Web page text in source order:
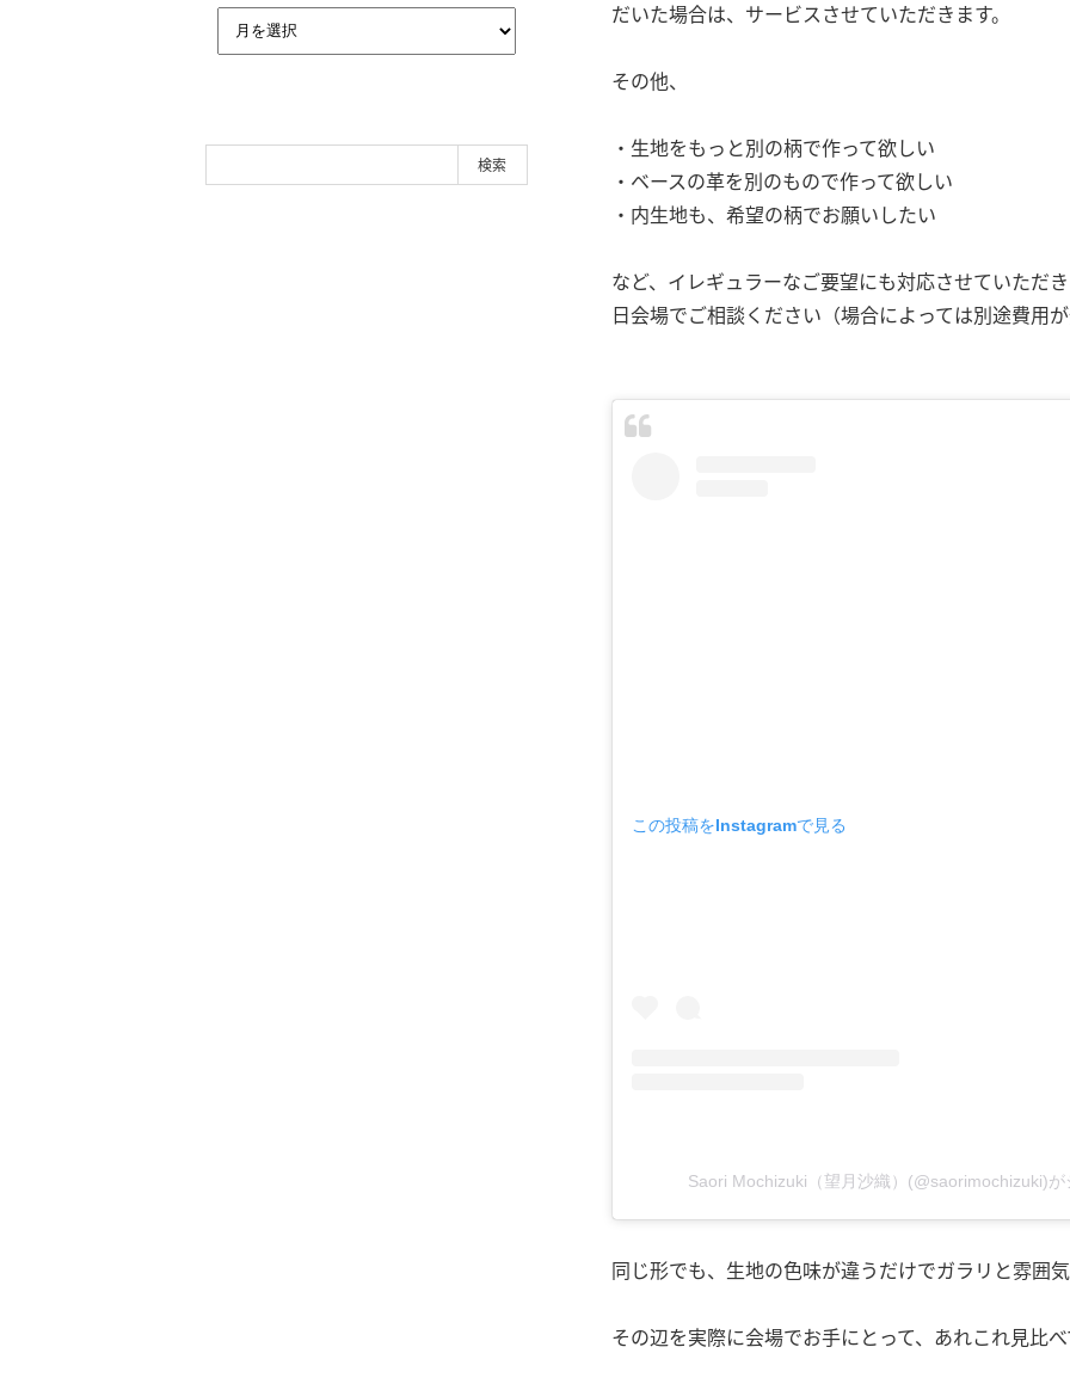
だいた場合は、サービスさせていただきます。
その他、
・生地をもっと別の柄で作って欲しい
・ベースの革を別のもので作って欲しい
・内生地も、希望の柄でお願いしたい
など、イレギュラーなご要望にも対応させていただ
日会場でご相談ください（場合によっては別途費用
この投稿をInstagramで見る
Saori Mochizuki（望月沙織）(@saorimochizuki)が
同じ形でも、生地の色味が違うだけでガラリと雰囲気
その辺を実際に会場でお手にとって、あれこれ見比